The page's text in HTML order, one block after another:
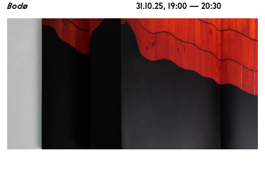
Bodø 31.10.25, 19:00 — 20:30